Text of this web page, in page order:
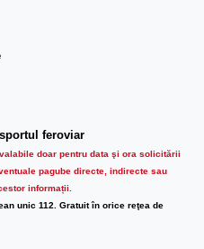
feroviar
doar pentru data şi ora solicitării
pagube directe, indirecte sau
informații.
unic 112. Gratuit în orice reţea de